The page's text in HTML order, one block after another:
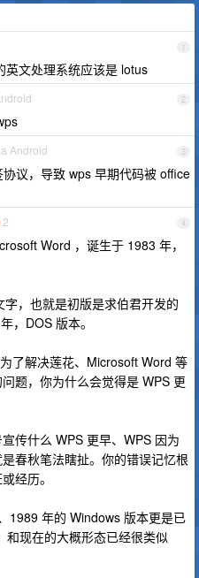
1
文处理系统应该是 lotus
2
3
Android
议，导致 wps 早期代码被 office
4
2
Word ，诞生于 1983 年，
，也就是初版是求伯君开发的
，DOS 版本。
了解决莲花、Microsoft Word 等
题，你为什么会觉得是 WPS 更
传什么 WPS 更早、WPS 因为
春秋笔法瞎扯。你的错误记忆根
经历。
1989 年的 Windows 版本更是已
现在的大概形态已经很类似